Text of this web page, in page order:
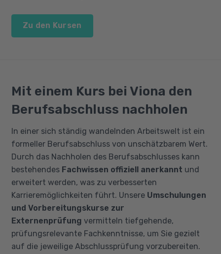
Zu den Kursen
Mit einem Kurs bei Viona den
Berufsabschluss nachholen
In einer sich ständig wandelnden Arbeitswelt ist ein
formeller Berufsabschluss von unschätzbarem Wert.
Durch das Nachholen des Berufsabschlusses kann
bestehendes Fachwissen offiziell anerkannt und
erweitert werden, was zu verbesserten
Karrieremöglichkeiten führt. Unsere Umschulungen
und Vorbereitungskurse zur
Externenprüfung vermitteln tiefgehende,
prüfungsrelevante Fachkenntnisse, um Sie gezielt
auf die jeweilige Abschlussprüfung vorzubereiten.